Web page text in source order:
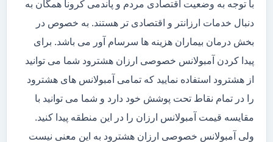
با توجه به وضعیت اقتصادی مردم و پاندمی کرونا همگان به
دنبال خدمات ارزانتر و اقتصادی تر هستند. به خصوص در
بخش درمان بیماران هزینه ها سرسام آور می باشد. برای
پیدا کردن آمبولانس خصوصی ارزان هشترود شما می توانید
از هشترود استفاده نمایید که تمامی آمبولانس های هشترود
را در تمام نقاط تحت پوشش خود دارد و شما می توانید با
مقایسه قیمت آمبولانس ارزان را در این منطقه پیدا کنید.
ولی آمبولانس خصوصی ارزان هشترود به این معنی نیست